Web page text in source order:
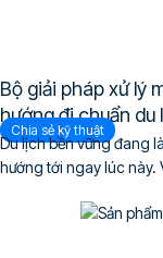
Bộ giải pháp xử lý
hướng đi chuẩn du
Chia sẻ kỹ thuật
Du lịch bền vững đang
hướng tới ngay lúc này.